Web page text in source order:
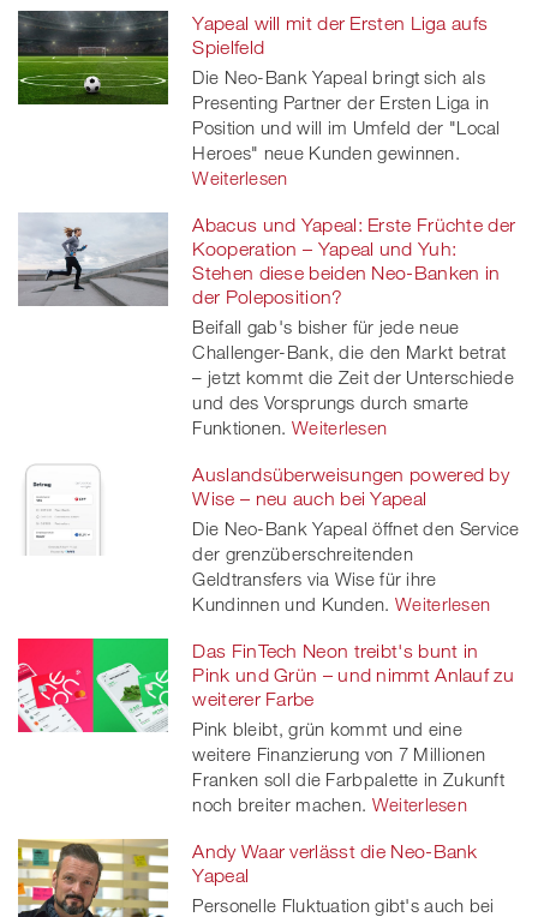
Yapeal will mit der Ersten Liga aufs
Spielfeld
Die Neo-Bank Yapeal bringt sich als
Presenting Partner der Ersten Liga in
Position und will im Umfeld der "Local
Heroes" neue Kunden gewinnen.
Weiterlesen
Abacus und Yapeal: Erste Früchte der
Kooperation – Yapeal und Yuh:
Stehen diese beiden Neo-Banken in
der Poleposition?
Beifall gab's bisher für jede neue
Challenger-Bank, die den Markt betrat
– jetzt kommt die Zeit der Unterschiede
und des Vorsprungs durch smarte
Funktionen. Weiterlesen
Auslandsüberweisungen powered by
Wise – neu auch bei Yapeal
Die Neo-Bank Yapeal öffnet den Service
der grenzüberschreitenden
Geldtransfers via Wise für ihre
Kundinnen und Kunden. Weiterlesen
Das FinTech Neon treibt's bunt in
Pink und Grün – und nimmt Anlauf zu
weiterer Farbe
Pink bleibt, grün kommt und eine
weitere Finanzierung von 7 Millionen
Franken soll die Farbpalette in Zukunft
noch breiter machen. Weiterlesen
Andy Waar verlässt die Neo-Bank
Yapeal
Personelle Fluktuation gibt's auch bei